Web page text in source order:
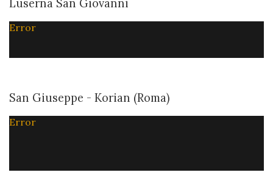
Luserna San Giovanni
Error
San Giuseppe - Korian (Roma)
Error